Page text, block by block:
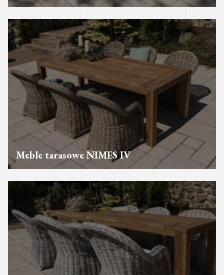
Meble tarasowe NIMES IV